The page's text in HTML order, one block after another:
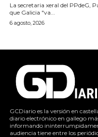
La secretaria xeral del PPdeG,
que Galicia "va...
6 agosto, 2026
GCDiario es la versión en
diario electrónico en gallego
informando
audiencia tiene entre los